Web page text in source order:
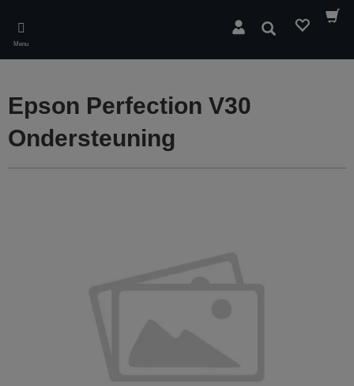
main
content
Menu
Zoeken
Epson Perfection V30
Ondersteuning